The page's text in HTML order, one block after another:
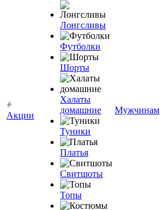
Акции
Лонгсливы
Футболки
Шорты
Халаты
домашние
Туники
Платья
Свитшоты
Топы
Мужчинам